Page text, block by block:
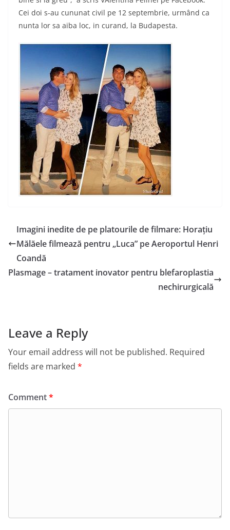
Cei doi s-au cununat civil pe 12 septembrie, urmând ca
nunta lor sa aiba loc, in curand, la Budapesta.
Imagini inedite de pe platourile de filmare: Horațiu
Mălăele filmează pentru „Luca” pe Aeroportul Henri
Coandă
Plasmage – tratament inovator pentru blefaroplastia
nechirurgicală
Leave a Reply
Your email address will not be published. Required
fields are marked *
Comment*